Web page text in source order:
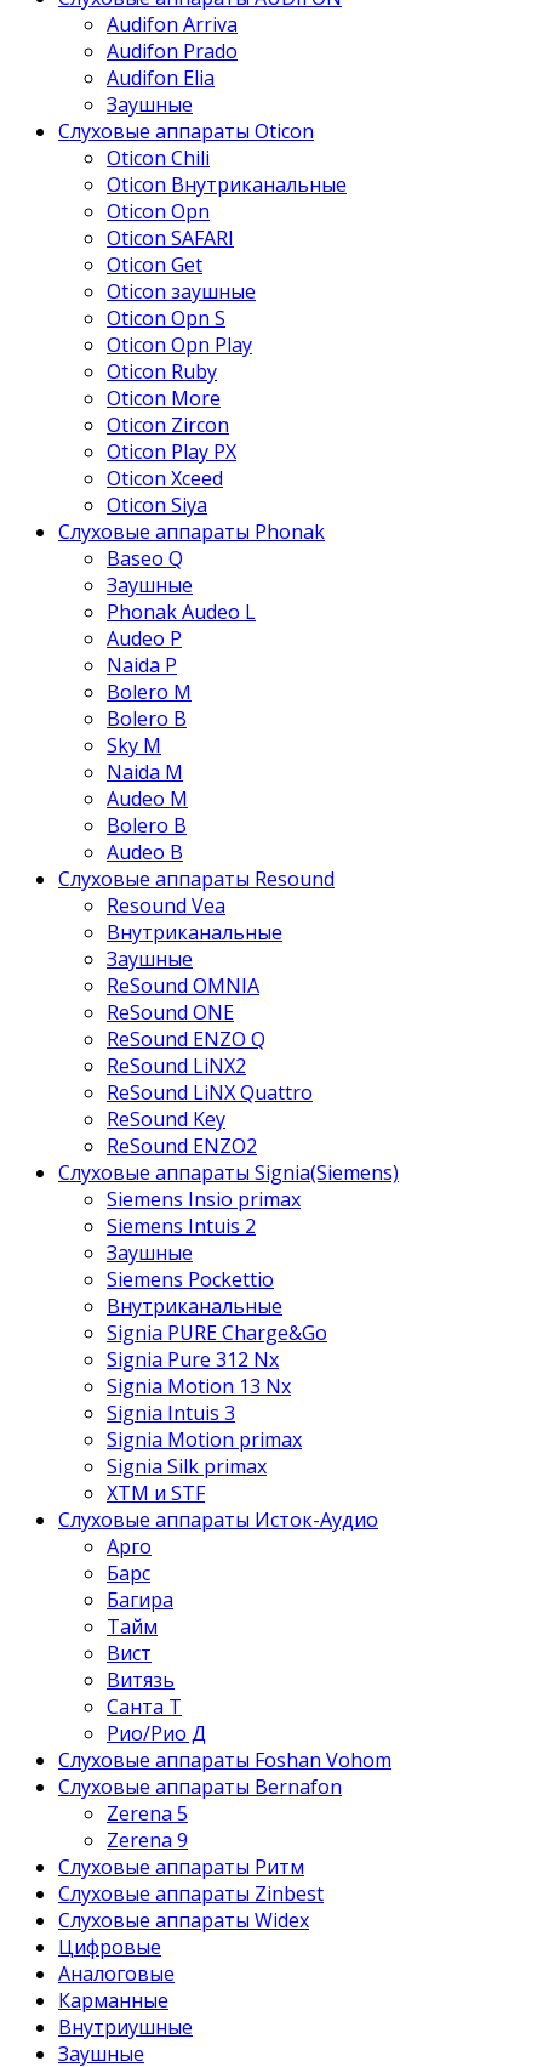
Audifon Arriva
Audifon Prado
Audifon Elia
Заушные
Слуховые аппараты Oticon
Oticon Chili
Oticon Внутриканальные
Oticon Opn
Oticon SAFARI
Oticon Get
Oticon заушные
Oticon Opn S
Oticon Opn Play
Oticon Ruby
Oticon More
Oticon Zircon
Oticon Play PX
Oticon Xceed
Oticon Siya
Слуховые аппараты Phonak
Baseo Q
Заушные
Phonak Audeo L
Audeo P
Naida P
Bolero M
Bolero B
Sky M
Naida M
Audeo М
Bolero B
Audeo B
Слуховые аппараты Resound
Resound Vea
Внутриканальные
Заушные
ReSound OMNIA
ReSound ONE
ReSound ENZO Q
ReSound LiNX2
ReSound LiNX Quattro
ReSound Key
ReSound ENZO2
Слуховые аппараты Signia(Siemens)
Siemens Insio primax
Siemens Intuis 2
Заушные
Siemens Pockettio
Внутриканальные
Signia PURE Charge&Go
Signia Pure 312 Nx
Signia Motion 13 Nx
Signia Intuis 3
Signia Motion primax
Signia Silk primax
XTM и STF
Слуховые аппараты Исток-Аудио
Арго
Барс
Багира
Тайм
Вист
Витязь
Санта Т
Рио/Рио Д
Слуховые аппараты Foshan Vohom
Слуховые аппараты Bernafon
Zerena 5
Zerena 9
Слуховые аппараты Ритм
Слуховые аппараты Zinbest
Слуховые аппараты Widex
Цифровые
Аналоговые
Карманные
Внутриушные
Заушные